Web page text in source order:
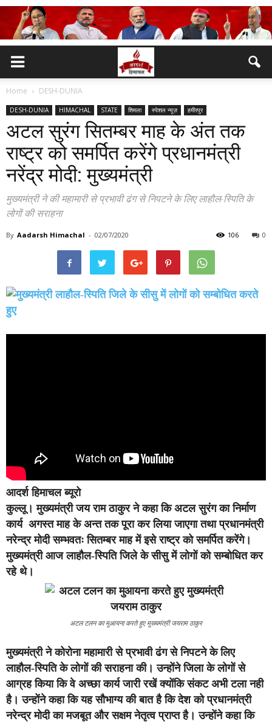
Home DESH-DUNIA
DESH-DUNIA HIMACHAL STATE शिमला स्पेशल न्यूज़ हमीरपुर
अटल सुरंग सितम्बर माह के अंत तक
राष्ट्र को समर्पित करेंगे प्रधानमंत्री
नरेंद्र मोदी: मुख्यमंत्री
मुख्यमंत्री ने की महामारी से प्रभावी ढंग से निपटने के लिए लाहौल-स्पिति के
लोगों की सराहना
By Aadarsh Himachal - 02/07/2020 0
106
आदर्श हिमाचल ब्यूरो
कुल्लू। मुख्यमंत्री जय राम ठाकुर ने कहा कि अटल सुरंग का निर्माण
कार्य अगस्त माह के अन्त तक पूरा कर लिया जाएगा तथा प्रधानमंत्री
नरेन्द्र मोदी सम्भवतः सितम्बर माह में इसे राष्ट्र को समर्पित करेंगे।
मुख्यमंत्री आज लाहौल-स्पिति जिले के सीसु में लोगों को सम्बोधित कर
रहे थे।
अटल टलन का मुआयना करते हुए मुख्यमंत्री जयराम ठाकुर
मुख्यमंत्री ने कोरोना महामारी से प्रभावी ढंग से निपटने के लिए
लाहौल-स्पिति के लोगों की सराहना की। उन्होंने जिला के लोगों से
आग्रह किया कि वे अच्छा कार्य जारी रखें क्योंकि संकट अभी टला नही
है। उन्होंने कहा कि यह सौभाग्य की बात है कि देश को प्रधानमंत्री
नरेन्द्र मोदी का मजबूत और सक्षम नेतृत्व प्राप्त है। उन्होंने कहा कि